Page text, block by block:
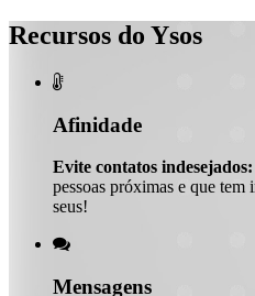
Recursos do Ysos

Afinidade
Evite contatos indesejados:
pessoas próximas e que tem
seus!

Mensagens